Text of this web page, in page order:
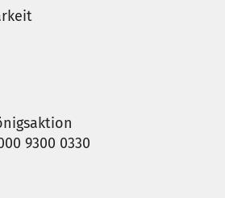
9300 0330